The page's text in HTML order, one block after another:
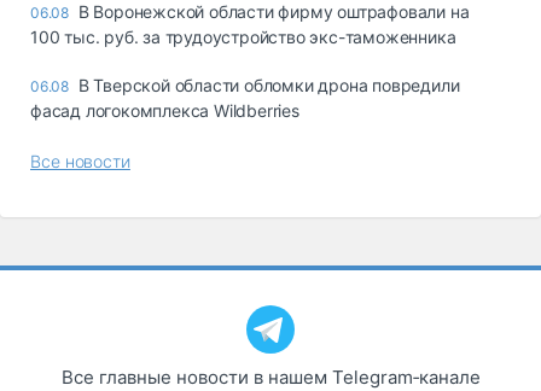
06.08 В Воронежской области фирму оштрафовали на
100 тыс. руб. за трудоустройство экс-таможенника
06.08 В Тверской области обломки дрона повредили
фасад логокомплекса Wildberries
Все новости
Все главные новости в нашем Telegram‑канале